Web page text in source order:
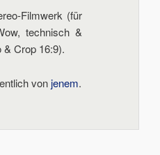
Filmwerk (für
technisch &
Crop 16:9).
vonjenem.